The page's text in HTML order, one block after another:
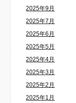
2025年9月
2025年7月
2025年6月
2025年5月
2025年4月
2025年3月
2025年2月
2025年1月